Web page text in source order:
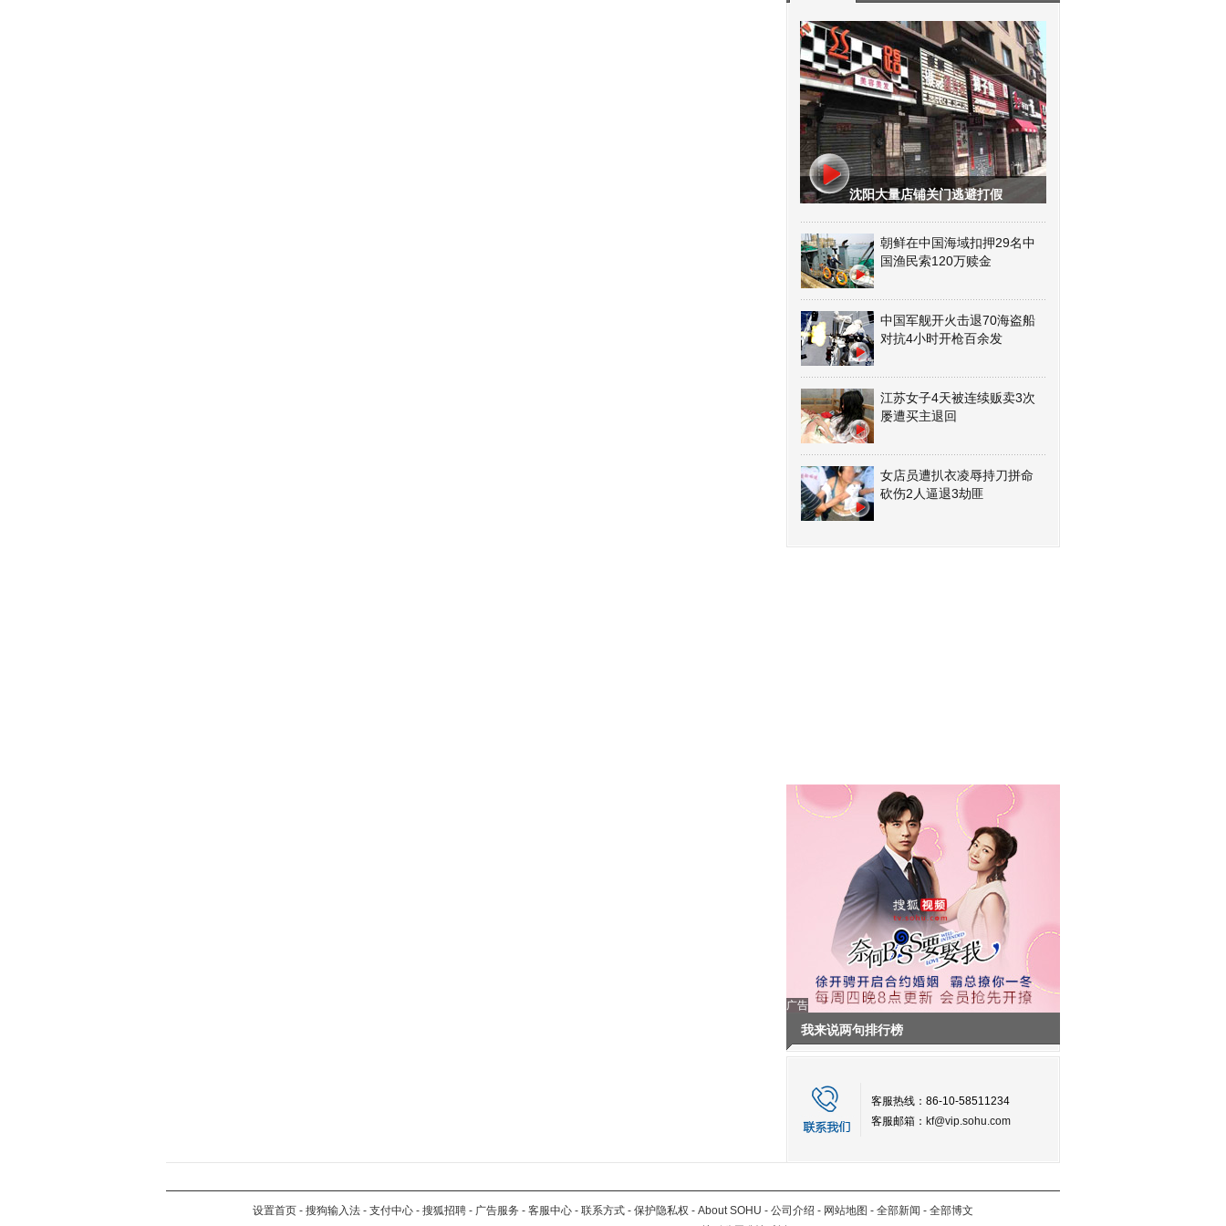
沈阳大量店铺关门逃避打假
朝鲜在中国海域扣押29名中
国渔民索120万赎金
中国军舰开火击退70海盗船
对抗4小时开枪百余发
江苏女子4天被连续贩卖3次
屡遭买主退回
女店员遭扒衣凌辱持刀拼命
砍伤2人逼退3劫匪
广告
我来说两句排行榜
客服热线：86-10-58511234
客服邮箱： kf@vip.sohu.com
设置首页 - 搜狗输入法 - 支付中心 - 搜狐招聘 - 广告服务 - 客服中心 - 联系方式 - 保护隐私权 - About SOHU - 公司介绍 - 网站地图 - 全部新闻 - 全部博文